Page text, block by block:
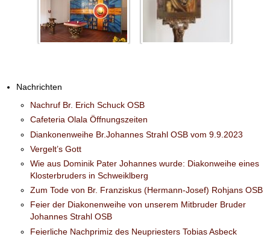
Nachrichten
Nachruf Br. Erich Schuck OSB
Cafeteria Olala Öffnungszeiten
Diankonenweihe Br.Johannes Strahl OSB vom 9.9.2023
Vergelt’s Gott
Wie aus Dominik Pater Johannes wurde: Diakonweihe eines
Klosterbruders in Schweiklberg
Zum Tode von Br. Franziskus (Hermann-Josef) Rohjans OSB
Feier der Diakonenweihe von unserem Mitbruder Bruder
Johannes Strahl OSB
Feierliche Nachprimiz des Neupriesters Tobias Asbeck